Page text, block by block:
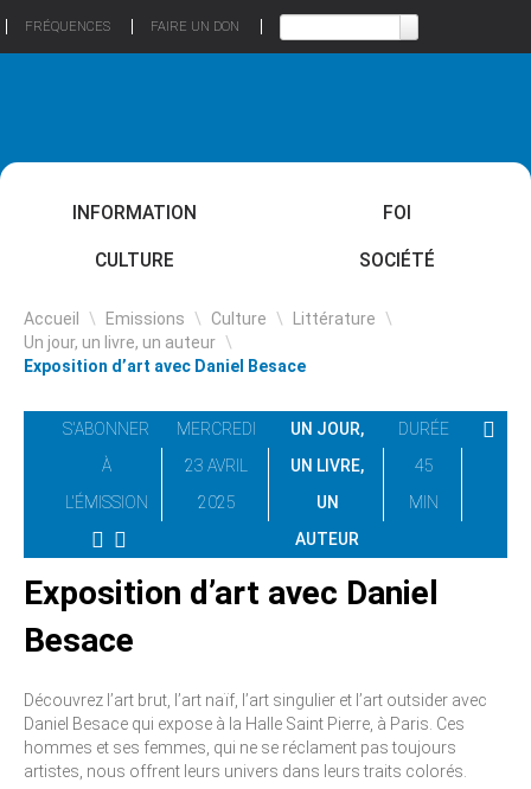
FRÉQUENCES FAIRE UN DON
INFORMATION FOI
CULTURE SOCIÉTÉ
Accueil \ Emissions \ Culture \ Littérature \
Un jour, un livre, un auteur \
Exposition d’art avec Daniel Besace
S'ABONNER
À
L'ÉMISSION
MERCREDI
23 AVRIL
2025
UN JOUR,
UN LIVRE,
UN
AUTEUR
DURÉE
45
MIN
Exposition d’art avec Daniel
Besace
Découvrez l’art brut, l’art naïf, l’art singulier et l’art outsider avec
Daniel Besace qui expose à la Halle Saint Pierre, à Paris. Ces
hommes et ses femmes, qui ne se réclament pas toujours
artistes, nous offrent leurs univers dans leurs traits colorés.